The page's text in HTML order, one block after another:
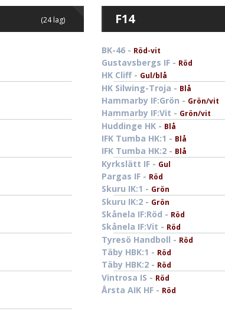
(24 lag) F14
BK-46 - Röd-vit
Gustavsbergs IF - Röd
HK Cliff - Gul/blå
HK Silwing-Troja - Blå
Hammarby IF:Grön - Grön/vit
Hammarby IF:Vit - Grön/vit
Huddinge HK - Blå
IFK Tumba HK:1 - Blå
IFK Tumba HK:2 - Blå
Kyrkslätt IF - Gul
Pargas IF - Röd
Skuru IK:1 - Grön
Skuru IK:2 - Grön
Skånela IF:Röd - Röd
Skånela IF:Vit - Röd
Tyresö Handboll - Röd
Täby HBK:1 - Röd
Täby HBK:2 - Röd
Vintrosa IS - Röd
Årsta AIK HF - Röd